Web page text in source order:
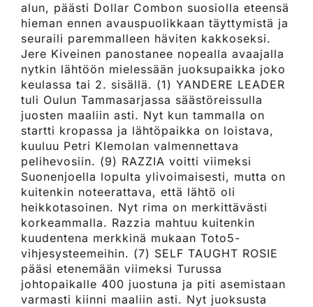
alun, päästi Dollar Combon suosiolla eteensä
hieman ennen avauspuolikkaan täyttymistä ja
seuraili paremmalleen häviten kakkoseksi.
Jere Kiveinen panostanee nopealla avaajalla
nytkin lähtöön mielessään juoksupaikka joko
keulassa tai 2. sisällä. (1) YANDERE LEADER
tuli Oulun Tammasarjassa säästöreissulla
juosten maaliin asti. Nyt kun tammalla on
startti kropassa ja lähtöpaikka on loistava,
kuuluu Petri Klemolan valmennettava
pelihevosiin. (9) RAZZIA voitti viimeksi
Suonenjoella lopulta ylivoimaisesti, mutta on
kuitenkin noteerattava, että lähtö oli
heikkotasoinen. Nyt rima on merkittävästi
korkeammalla. Razzia mahtuu kuitenkin
kuudentena merkkinä mukaan Toto5-
vihjesysteemeihin. (7) SELF TAUGHT ROSIE
pääsi etenemään viimeksi Turussa
johtopaikalle 400 juostuna ja piti asemistaan
varmasti kiinni maaliin asti. Nyt juoksusta